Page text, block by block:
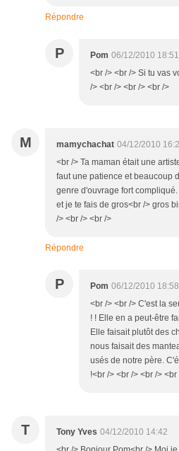
Répondre
P Pom 06/12/2010 18:51
<br /> <br /> Si tu vas
/> <br /> <br /> <br />
M mamychachat 04/12/2010
<br /> Ta maman était une
faut une patience et beaucoup
genre d'ouvrage fort
et je te fais de gros<br /> gros
/> <br /> <br />
Répondre
P Pom 06/12/2010 18:58
<br /> <br /> C'est la
! ! Elle en a peut-être
Elle faisait plutôt des
nous faisait des
usés de notre père.
!<br /> <br /> <br /> <br
T Tony Yves 04/12/2010 14:42